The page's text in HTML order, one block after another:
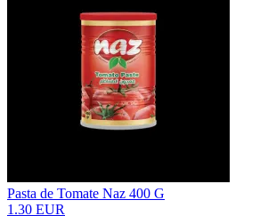
Pasta de Tomate Naz 400 G
1.30 EUR